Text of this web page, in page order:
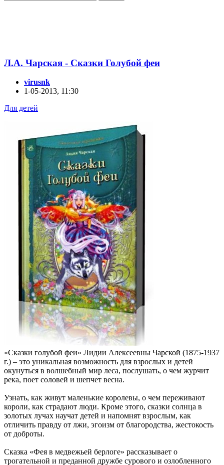
Л.А. Чарская - Сказки Голубой феи
virusnk
1-05-2013, 11:30
Для детей
«Сказки голубой феи» Лидии Алексеевны Чарской (1875-1937
г.) – это уникальная возможность для взрослых и детей
окунуться в волшебный мир леса, послушать, о чем журчит
река, поет соловей и шепчет весна.
Узнать, как живут маленькие королевы, о чем переживают
короли, как страдают люди. Кроме этого, сказки солнца в
золотых лучах научат детей и напомнят взрослым, как
отличить правду от лжи, эгоизм от благородства, жестокость
от доброты.
Сказка «Фея в медвежьей берлоге» рассказывает о
трогательной и преданной дружбе сурового и озлобленного